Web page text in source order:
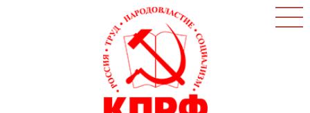
КАК ВСТУПИТЬ В КПРФ
ОБЩЕСТВЕННЫЕ ОРГАНИЗАЦИИ